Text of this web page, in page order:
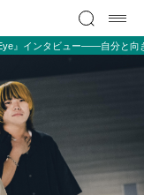
』インタビュー――自分と向